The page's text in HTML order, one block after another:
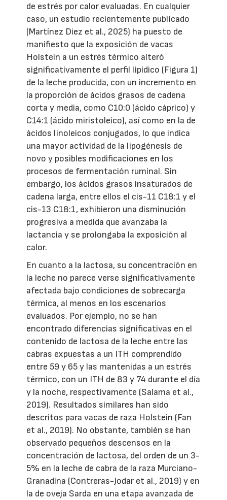
de estrés por calor evaluadas. En cualquier
caso, un estudio recientemente publicado
(Martínez Diez et al., 2025) ha puesto de
manifiesto que la exposición de vacas
Holstein a un estrés térmico alteró
significativamente el perfil lipídico (Figura 1)
de la leche producida, con un incremento en
la proporción de ácidos grasos de cadena
corta y media, como C10:0 (ácido cáprico) y
C14:1 (ácido miristoleico), así como en la de
ácidos linoleicos conjugados, lo que indica
una mayor actividad de la lipogénesis de
novo y posibles modificaciones en los
procesos de fermentación ruminal. Sin
embargo, los ácidos grasos insaturados de
cadena larga, entre ellos el cis-11 C18:1 y el
cis-13 C18:1, exhibieron una disminución
progresiva a medida que avanzaba la
lactancia y se prolongaba la exposición al
calor.
En cuanto a la lactosa, su concentración en
la leche no parece verse significativamente
afectada bajo condiciones de sobrecarga
térmica, al menos en los escenarios
evaluados. Por ejemplo, no se han
encontrado diferencias significativas en el
contenido de lactosa de la leche entre las
cabras expuestas a un ITH comprendido
entre 59 y 65 y las mantenidas a un estrés
térmico, con un ITH de 83 y 74 durante el día
y la noche, respectivamente (Salama et al.,
2019). Resultados similares han sido
descritos para vacas de raza Holstein (Fan
et al., 2019). No obstante, también se han
observado pequeños descensos en la
concentración de lactosa, del orden de un 3-
5% en la leche de cabra de la raza Murciano-
Granadina (Contreras-Jodar et al., 2019) y en
la de oveja Sarda en una etapa avanzada de